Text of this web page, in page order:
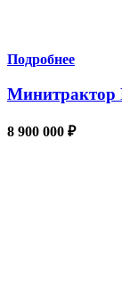
Подробнее
Минитрактор
8 900 000 ₽